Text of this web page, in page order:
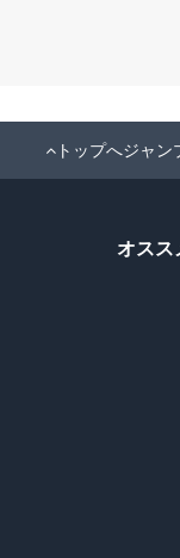
トップへジャン
オスス